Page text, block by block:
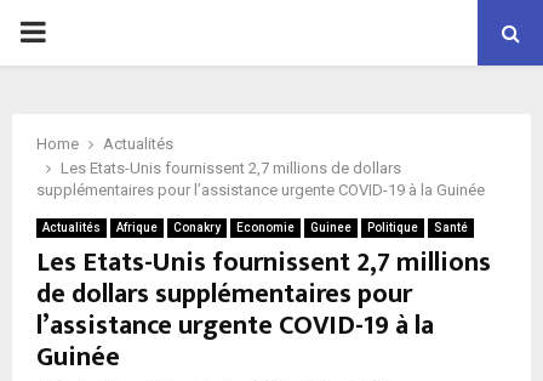
P
M
A
R
Home
Actualités
Les Etats-Unis fournissent 2,7 millions de dollars
supplémentaires pour l’assistance urgente COVID-19 à la Guinée
Actualités Afrique Conakry Economie Guinee Politique Santé
Les Etats-Unis fournissent 2,7 millions
de dollars supplémentaires pour
l’assistance urgente COVID-19 à la
Guinée